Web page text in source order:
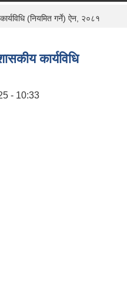
(नियमित गर्ने) ऐन, २०८१
कार्यविधि
- 10:33